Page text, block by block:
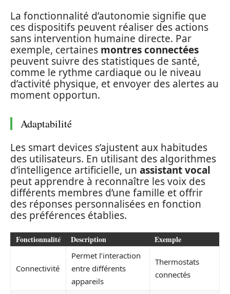
La fonctionnalité d’autonomie signifie que
ces dispositifs peuvent réaliser des actions
sans intervention humaine directe. Par
exemple, certaines montres connectées
peuvent suivre des statistiques de santé,
comme le rythme cardiaque ou le niveau
d’activité physique, et envoyer des alertes au
moment opportun.
Adaptabilité
Les smart devices s’ajustent aux habitudes
des utilisateurs. En utilisant des algorithmes
d’intelligence artificielle, un assistant vocal
peut apprendre à reconnaître les voix des
différents membres d’une famille et offrir
des réponses personnalisées en fonction
des préférences établies.
Fonctionnalité Description Exemple
Connectivité
Permet l’interaction
entre différents
appareils
Thermostats
connectés